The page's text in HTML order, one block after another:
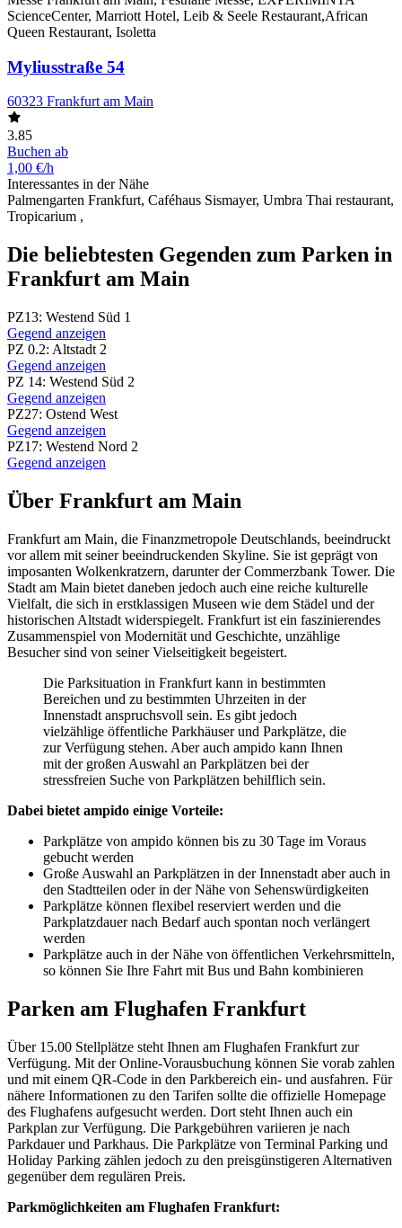
ScienceCenter, Marriott Hotel, Leib & Seele Restaurant,African
Queen Restaurant, Isoletta
Myliusstraße 54
60323 Frankfurt am Main
3.85
Buchen ab
1,00 €/h
Interessantes in der Nähe
Palmengarten Frankfurt, Caféhaus Sismayer, Umbra Thai restaurant,
Tropicarium ,
Die beliebtesten Gegenden zum Parken in
Frankfurt am Main
PZ13: Westend Süd 1
Gegend anzeigen
PZ 0.2: Altstadt 2
Gegend anzeigen
PZ 14: Westend Süd 2
Gegend anzeigen
PZ27: Ostend West
Gegend anzeigen
PZ17: Westend Nord 2
Gegend anzeigen
Über Frankfurt am Main
Frankfurt am Main, die Finanzmetropole Deutschlands, beeindruckt
vor allem mit seiner beeindruckenden Skyline. Sie ist geprägt von
imposanten Wolkenkratzern, darunter der Commerzbank Tower. Die
Stadt am Main bietet daneben jedoch auch eine reiche kulturelle
Vielfalt, die sich in erstklassigen Museen wie dem Städel und der
historischen Altstadt widerspiegelt. Frankfurt ist ein faszinierendes
Zusammenspiel von Modernität und Geschichte, unzählige
Besucher sind von seiner Vielseitigkeit begeistert.
Die Parksituation in Frankfurt kann in bestimmten
Bereichen und zu bestimmten Uhrzeiten in der
Innenstadt anspruchsvoll sein. Es gibt jedoch
vielzählige öffentliche Parkhäuser und Parkplätze, die
zur Verfügung stehen. Aber auch ampido kann Ihnen
mit der großen Auswahl an Parkplätzen bei der
stressfreien Suche von Parkplätzen behilflich sein.
Dabei bietet ampido einige Vorteile:
Parkplätze von ampido können bis zu 30 Tage im Voraus
gebucht werden
Große Auswahl an Parkplätzen in der Innenstadt aber auch in
den Stadtteilen oder in der Nähe von Sehenswürdigkeiten
Parkplätze können flexibel reserviert werden und die
Parkplatzdauer nach Bedarf auch spontan noch verlängert
werden
Parkplätze auch in der Nähe von öffentlichen Verkehrsmitteln,
so können Sie Ihre Fahrt mit Bus und Bahn kombinieren
Parken am Flughafen Frankfurt
Über 15.00 Stellplätze steht Ihnen am Flughafen Frankfurt zur
Verfügung. Mit der Online-Vorausbuchung können Sie vorab zahlen
und mit einem QR-Code in den Parkbereich ein- und ausfahren. Für
nähere Informationen zu den Tarifen sollte die offizielle Homepage
des Flughafens aufgesucht werden. Dort steht Ihnen auch ein
Parkplan zur Verfügung. Die Parkgebühren variieren je nach
Parkdauer und Parkhaus. Die Parkplätze von Terminal Parking und
Holiday Parking zählen jedoch zu den preisgünstigeren Alternativen
gegenüber dem regulären Preis.
Parkmöglichkeiten am Flughafen Frankfurt: